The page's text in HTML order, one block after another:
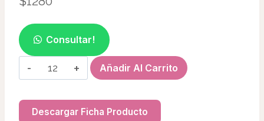
Consultar!
UÑAS
POSTIZAS
OJO
Añadir Al Carrito
Descargar Ficha Producto